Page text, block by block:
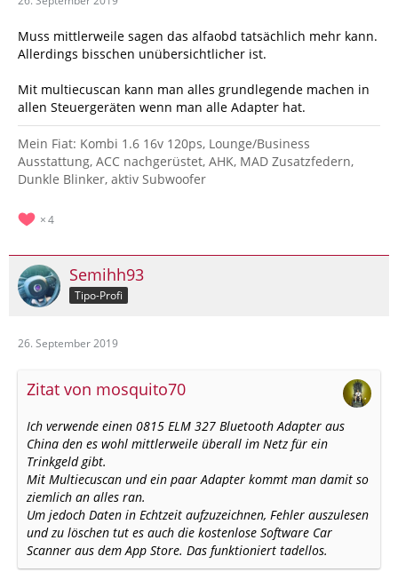
Muss mittlerweile sagen das alfaobd tatsächlich mehr kann.
Allerdings bisschen unübersichtlicher ist.
Mit multiecuscan kann man alles grundlegende machen in
allen Steuergeräten wenn man alle Adapter hat.
Mein Fiat: Kombi 1.6 16v 120ps, Lounge/Business
Ausstattung, ACC nachgerüstet, AHK, MAD Zusatzfedern,
Dunkle Blinker, aktiv Subwoofer
4
Semihh93
Tipo-Profi
26. September 2019
Zitat von mosquito70
Ich verwende einen 0815 ELM 327 Bluetooth Adapter aus
China den es wohl mittlerweile überall im Netz für ein
Trinkgeld gibt.
Mit Multiecuscan und ein paar Adapter kommt man damit so
ziemlich an alles ran.
Um jedoch Daten in Echtzeit aufzuzeichnen, Fehler auszulesen
und zu löschen tut es auch die kostenlose Software Car
Scanner aus dem App Store. Das funktioniert tadellos.